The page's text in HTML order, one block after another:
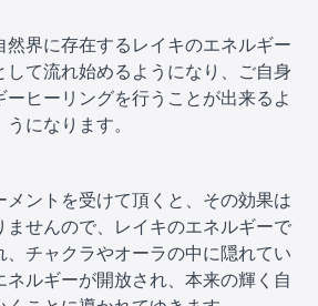
界に存在するレイキの エネルギー
して流れ始めるようになり、ご自身
ヒーリングを行うことが出来るよ
うになります。
ントを受けて頂くと、その効果は
せんので、レイキの エネルギーで
チャクラやオーラの中に隠れてい
ネルギーが開放され、本来の輝く自